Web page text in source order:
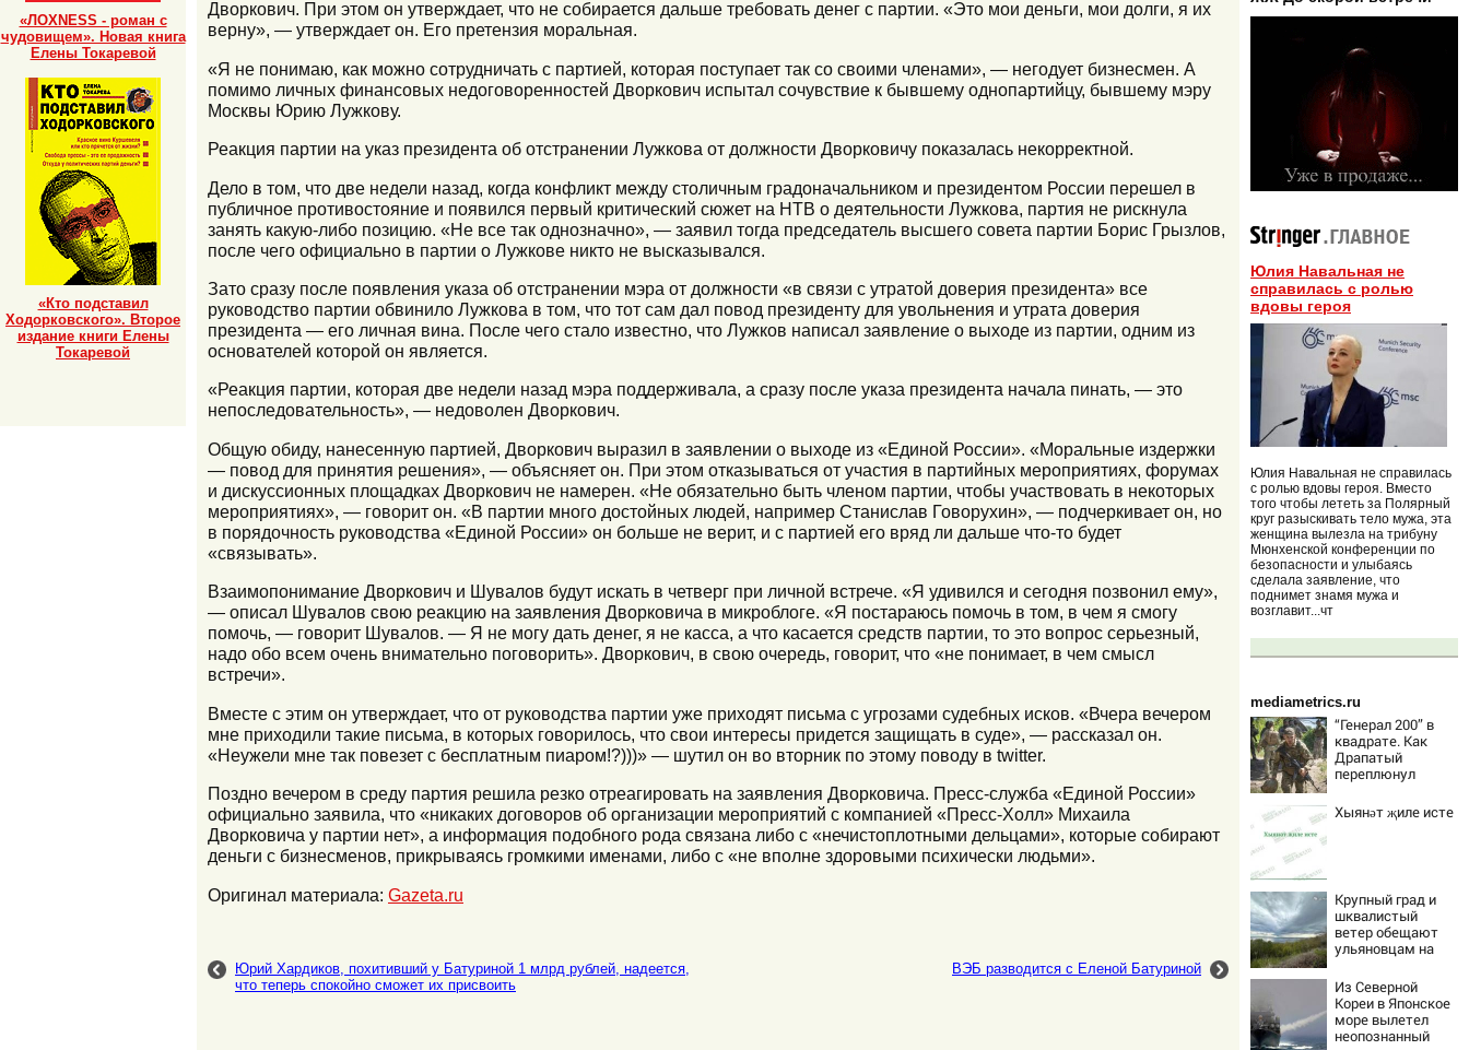
Дворкович. При этом он утверждает, что не собирается дальше требовать денег с партии. «Это мои деньги, мои долги, я их
верну», — утверждает он. Его претензия моральная.
«Я не понимаю, как можно сотрудничать с партией, которая поступает так со своими членами», — негодует бизнесмен. А
помимо личных финансовых недоговоренностей Дворкович испытал сочувствие к бывшему однопартийцу, бывшему мэру
Москвы Юрию Лужкову.
Реакция партии на указ президента об отстранении Лужкова от должности Дворковичу показалась некорректной.
Дело в том, что две недели назад, когда конфликт между столичным градоначальником и президентом России перешел в
публичное противостояние и появился первый критический сюжет на НТВ о деятельности Лужкова, партия не рискнула
занять какую-либо позицию. «Не все так однозначно», — заявил тогда председатель высшего совета партии Борис Грызлов,
после чего официально в партии о Лужкове никто не высказывался.
Зато сразу после появления указа об отстранении мэра от должности «в связи с утратой доверия президента» все
руководство партии обвинило Лужкова в том, что тот сам дал повод президенту для увольнения и утрата доверия
президента — его личная вина. После чего стало известно, что Лужков написал заявление о выходе из партии, одним из
основателей которой он является.
«Реакция партии, которая две недели назад мэра поддерживала, а сразу после указа президента начала пинать, — это
непоследовательность», — недоволен Дворкович.
Общую обиду, нанесенную партией, Дворкович выразил в заявлении о выходе из «Единой России». «Моральные издержки
— повод для принятия решения», — объясняет он. При этом отказываться от участия в партийных мероприятиях, форумах
и дискуссионных площадках Дворкович не намерен. «Не обязательно быть членом партии, чтобы участвовать в некоторых
мероприятиях», — говорит он. «В партии много достойных людей, например Станислав Говорухин», — подчеркивает он, но
в порядочность руководства «Единой России» он больше не верит, и с партией его вряд ли дальше что-то будет
«связывать».
Взаимопонимание Дворкович и Шувалов будут искать в четверг при личной встрече. «Я удивился и сегодня позвонил ему»,
— описал Шувалов свою реакцию на заявления Дворковича в микроблоге. «Я постараюсь помочь в том, в чем я смогу
помочь, — говорит Шувалов. — Я не могу дать денег, я не касса, а что касается средств партии, то это вопрос серьезный,
надо обо всем очень внимательно поговорить». Дворкович, в свою очередь, говорит, что «не понимает, в чем смысл
встречи».
Вместе с этим он утверждает, что от руководства партии уже приходят письма с угрозами судебных исков. «Вчера вечером
мне приходили такие письма, в которых говорилось, что свои интересы придется защищать в суде», — рассказал он.
«Неужели мне так повезет с бесплатным пиаром!?)))» — шутил он во вторник по этому поводу в twitter.
Поздно вечером в среду партия решила резко отреагировать на заявления Дворковича. Пресс-служба «Единой России»
официально заявила, что «никаких договоров об организации мероприятий с компанией «Пресс-Холл» Михаила
Дворковича у партии нет», а информация подобного рода связана либо с «нечистоплотными дельцами», которые собирают
деньги с бизнесменов, прикрываясь громкими именами, либо с «не вполне здоровыми психически людьми».
Оригинал материала: Gazeta.ru
Юрий Хардиков, похитивший у Батуриной 1 млрд рублей, надеется,
что теперь спокойно сможет их присвоить
ВЭБ разводится с Еленой Батуриной
Юлия Навальная не
справилась с ролью
вдовы героя
Юлия Навальная не справилась
с ролью вдовы героя. Вместо
того чтобы лететь за Полярный
круг разыскивать тело мужа, эта
женщина вылезла на трибуну
Мюнхенской конференции по
безопасности и улыбаясь
сделала заявление, что
поднимет знамя мужа и
возглавит...чт
mediametrics.ru
“Генерал 200” в
квадрате. Как
Драпатый
переплюнул
Хыянәт җиле исте
Крупный град и
шквалистый
ветер обещают
ульяновцам на
Из Северной
Кореи в Японское
море вылетел
неопознанный
«ЛОХNESS - роман с
чудовищем». Новая книга
Елены Токаревой
«Кто подставил
Ходорковского». Второе
издание книги Елены
Токаревой